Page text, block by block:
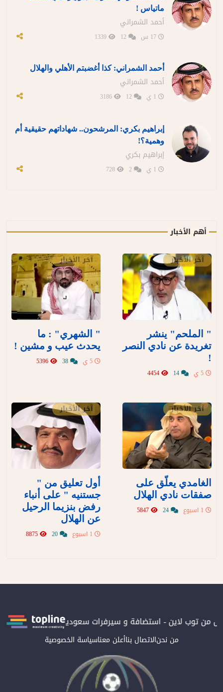
ماتياس !
أحمد الشمراني
أحمد الشمراني: كذا أغضبتم الأهلي والهلال
أحمد الشمراني
إبراهيم بكري: المرشحون.. شهاداتهم حقيقية أم
وهمية؟!
إبراهيم بكري
أهم الأخبار
آخر الأخبار
" الملحم" ينشر
تغريدة عن نادي النصر
!
آخر الأخبار
" الشهري" : ما
يحدث عيب و مشين !
آخر الأخبار
الغامدي يعلّق على
صفقات نادي الهلال
آخر الأخبار
أول تعليق من "
جستنيه " على أنباء
رفض بنزيما الرحيل
عن الهلال
من توب لاين - استضافة و سيرفرات سعوديةالمرصد حاصلة على
من نحنالاتصال بناأعلن معناسياسة الخصوصية